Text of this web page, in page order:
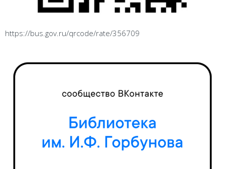
https://bus.gov.ru/qrcode/rate/356709